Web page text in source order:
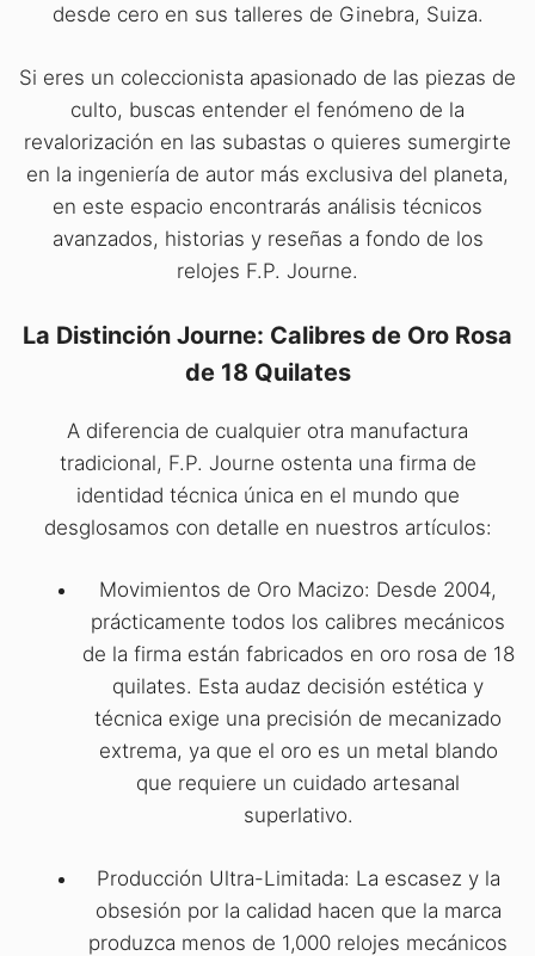
desde cero en sus talleres de Ginebra, Suiza.
Si eres un coleccionista apasionado de las piezas de
culto, buscas entender el fenómeno de la
revalorización en las subastas o quieres sumergirte
en la ingeniería de autor más exclusiva del planeta,
en este espacio encontrarás análisis técnicos
avanzados, historias y reseñas a fondo de los
relojes F.P. Journe.
La Distinción Journe: Calibres de Oro Rosa
de 18 Quilates
A diferencia de cualquier otra manufactura
tradicional, F.P. Journe ostenta una firma de
identidad técnica única en el mundo que
desglosamos con detalle en nuestros artículos:
Movimientos de Oro Macizo: Desde 2004,
prácticamente todos los calibres mecánicos
de la firma están fabricados en oro rosa de 18
quilates. Esta audaz decisión estética y
técnica exige una precisión de mecanizado
extrema, ya que el oro es un metal blando
que requiere un cuidado artesanal
superlativo.
Producción Ultra-Limitada: La escasez y la
obsesión por la calidad hacen que la marca
produzca menos de 1,000 relojes mecánicos